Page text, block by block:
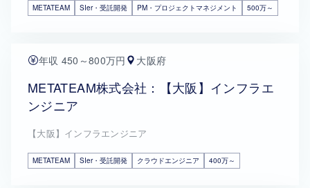
METATEAM SIer・受託開発 PM・プロジェクトマネジメント 500万～
年収 450～800万円 大阪府
METATEAM株式会社：【大阪】インフラエ
ンジニア
【大阪】インフラエンジニア
METATEAM SIer・受託開発 クラウドエンジニア 400万～